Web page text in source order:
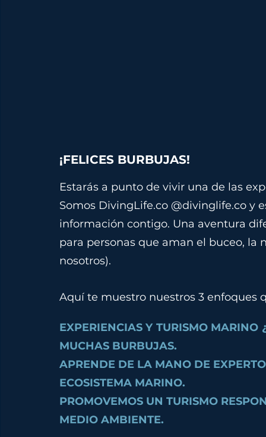
¡FELICES BURBUJAS!
Estarás a punto de vivir una de las
Somos DivingLife.co @divinglife.co y
información contigo. Una aventura
para personas que aman el buceo,
nosotros).
Aquí te muestro nuestros 3 enfoques
EXPERIENCIAS Y TURISMO MARINO
MUCHAS BURBUJAS.
APRENDE DE LA MANO DE
ECOSISTEMA MARINO.
PROMOVEMOS UN TURISMO
MEDIO AMBIENTE.